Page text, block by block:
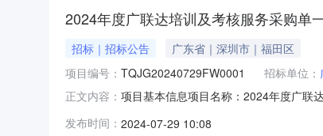
2024年度广联达培训及考核服务采购单
招标｜招标公告
广东省｜深圳市｜福田区
项目编号： TQJG20240729FW0001 招标单位：
正文内容： 项目基本信息项目名称：2024年度广联
系人：谌磊琪采购人联系电话：
发布时间： 2024-07-29 10:08